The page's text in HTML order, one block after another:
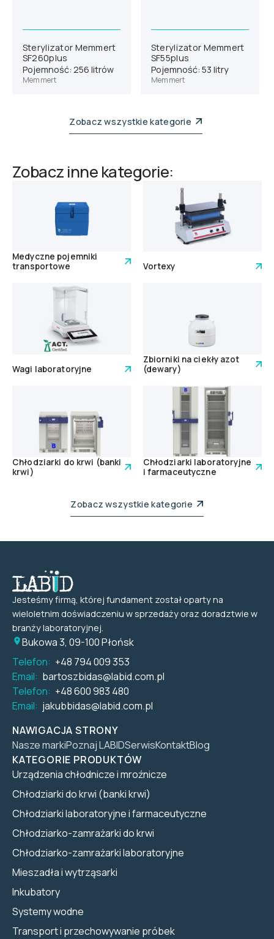
Sterylizator Memmert
SF260plus
Pojemność: 256 litrów
Memmert
Sterylizator Memmert
SF55plus
Pojemność: 53 litry
Memmert
Zobacz wszystkie kategorie
Zobacz inne kategorie:
Medyczne pojemniki
transportowe
Vortexy
Wagi laboratoryjne
Zbiorniki na ciekły azot
(dewary)
Chłodziarki do krwi (banki
krwi)
Chłodziarki laboratoryjne
i farmaceutyczne
Zobacz wszystkie kategorie
Jesteśmy firmą, której fundament został oparty na
wieloletnim doświadczeniu w sprzedaży oraz doradztwie w
branży laboratoryjnej.
Bukowa 3, 09-100 Płońsk
Telefon: +48 794 009 353
Email: bartoszbidas@labid.com.pl
Telefon: +48 600 983 480
Email: jakubbidas@labid.com.pl
NAWIGACJA STRONY
Nasze markiPoznaj LABIDSerwisKontaktBlog
KATEGORIE PRODUKTÓW
Urządzenia chłodnicze i mroźnicze
Chłodziarki do krwi (banki krwi)
Chłodziarki laboratoryjne i farmaceutyczne
Chłodziarko-zamrażarki do krwi
Chłodziarko-zamrażarki laboratoryjne
Mieszadła i wytrząsarki
Inkubatory
Systemy wodne
Transport i przechowywanie próbek